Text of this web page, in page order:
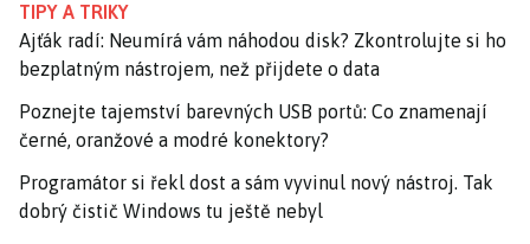
TIPY A TRIKY
Ajťák radí: Neumírá vám náhodou disk? Zkontrolujte si ho
bezplatným nástrojem, než přijdete o data
Poznejte tajemství barevných USB portů: Co znamenají
černé, oranžové a modré konektory?
Programátor si řekl dost a sám vyvinul nový nástroj. Tak
dobrý čistič Windows tu ještě nebyl